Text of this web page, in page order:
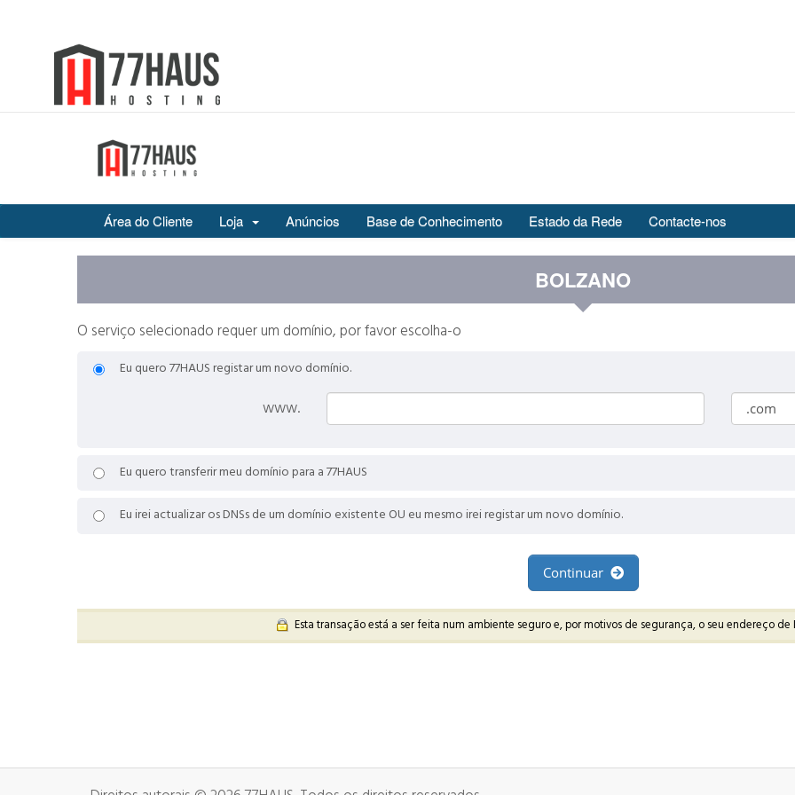
Área do Cliente Loja Anúncios Base de Conhecimento Estado da Rede Contacte-nos
BOLZANO
O serviço selecionado requer um domínio, por favor escolha-o
Eu quero 77HAUS registar um novo domínio.
www.
Eu quero transferir meu domínio para a 77HAUS
Eu irei actualizar os DNSs de um domínio existente OU eu mesmo irei registar um novo domínio.
Continuar
Esta transação está a ser feita num ambiente seguro e, por motivos de segurança, o seu endereço de